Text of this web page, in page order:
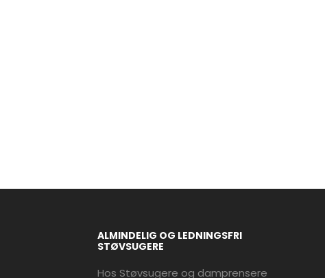
ALMINDELIG OG LEDNINGSFRI
STØVSUGERE
Hos Støvsugere og damprensere